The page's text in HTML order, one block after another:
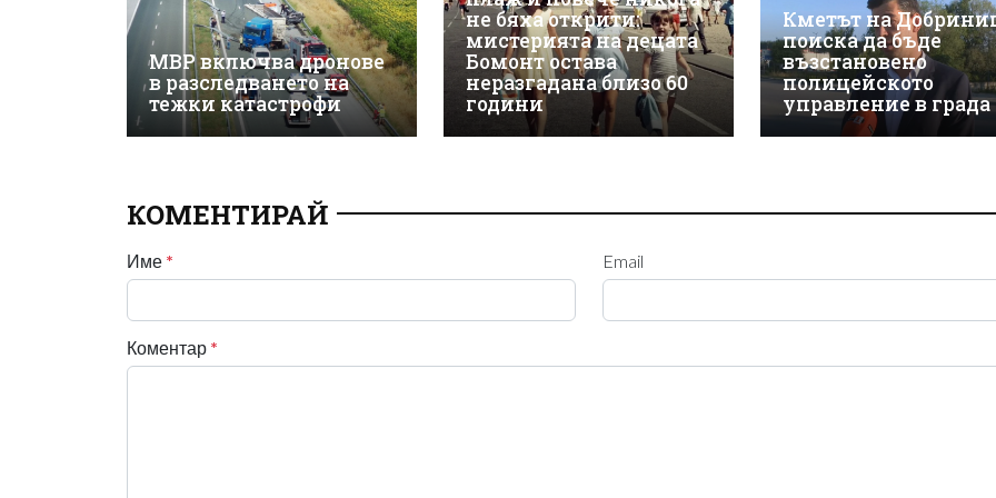
МВР включва дронове
в разследването на
тежки катастрофи
не бяха открити:
мистерията на децата
Бомонт остава
неразгадана близо 60
години
Кметът на
поиска да бъде
възстановено
полицейското
управление в града
КОМЕНТИРАЙ
Име * Email
Коментар *